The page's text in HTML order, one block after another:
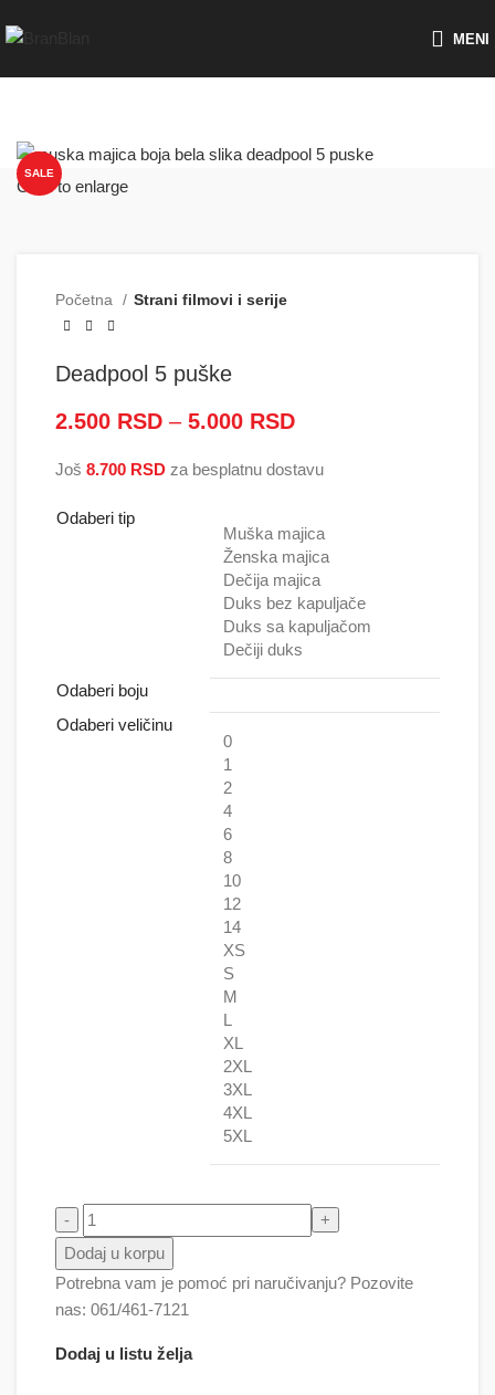
MENI
SALE
Click to enlarge
Početna Strani filmovi i serije
Deadpool 5 puške
2.500 RSD – 5.000 RSD
5.000 RSD
Još 8.700 RSD za besplatnu dostavu
Odaberi tip
Muška majica
Ženska majica
Dečija majica
Duks bez kapuljače
Duks sa kapuljačom
Dečiji duks
Odaberi boju
Odaberi veličinu
0
1
2
4
6
8
10
12
14
XS
S
M
L
XL
2XL
3XL
4XL
5XL
Deadpool 5 puške količina
Dodaj u korpu
Potrebna vam je pomoć pri naručivanju? Pozovite
nas: 061/461-7121
Dodaj u listu želja
Besplatna dostava za porudžbine preko